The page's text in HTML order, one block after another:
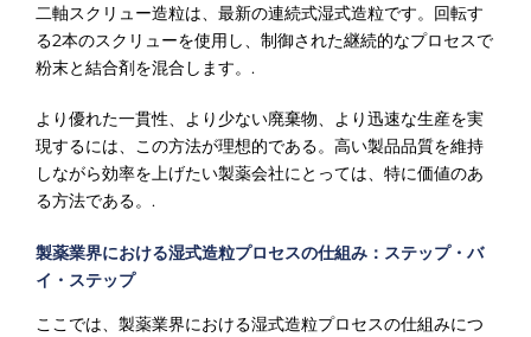
二軸スクリュー造粒は、最新の連続式湿式造粒です。回転す
る2本のスクリューを使用し、制御された継続的なプロセスで
粉末と結合剤を混合します。.
より優れた一貫性、より少ない廃棄物、より迅速な生産を実
現するには、この方法が理想的である。高い製品品質を維持
しながら効率を上げたい製薬会社にとっては、特に価値のあ
る方法である。.
製薬業界における湿式造粒プロセスの仕組み：ステップ・バ
イ・ステップ
ここでは、製薬業界における湿式造粒プロセスの仕組みにつ